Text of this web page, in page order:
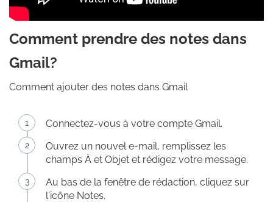
Comment prendre des notes dans
Gmail?
Comment ajouter des notes dans Gmail
Connectez-vous à votre compte Gmail.
Ouvrez un nouvel e-mail, remplissez les
champs À et Objet et rédigez votre message.
Au bas de la fenêtre de rédaction, cliquez sur
l'icône Notes.